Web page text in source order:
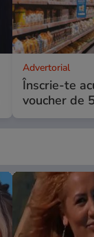
Advertorial
Înscrie-te
voucher de